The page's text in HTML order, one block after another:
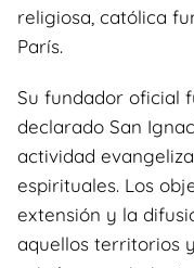
religiosa, católica
París.
Su fundador oficial
declarado San
actividad
espirituales. Los
extensión y la
aquellos territorios